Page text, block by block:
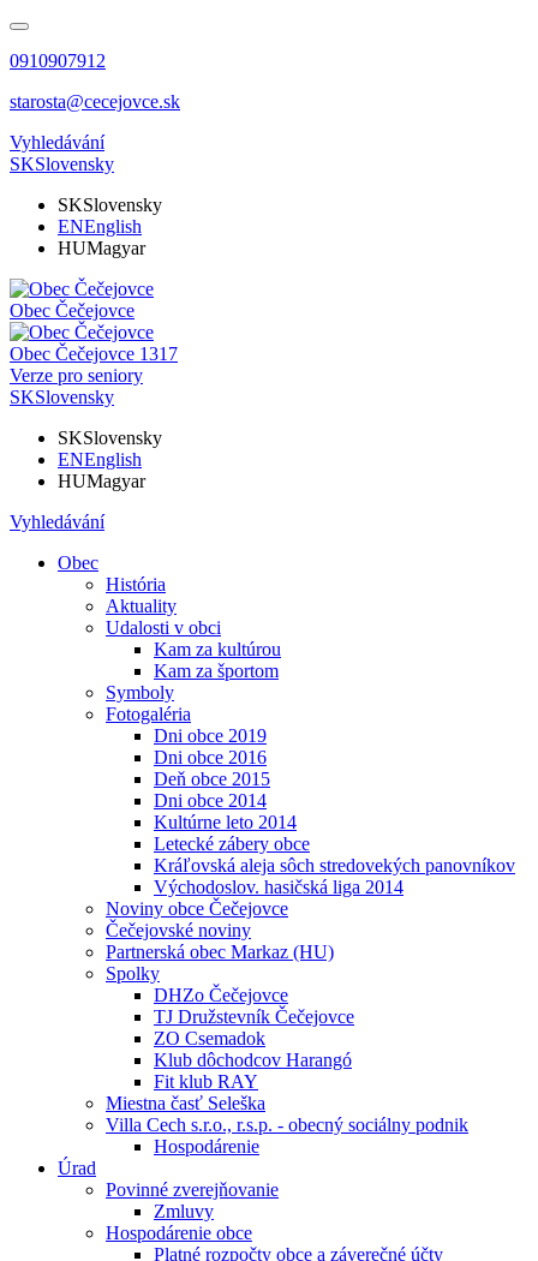
0910907912
starosta@cecejovce.sk
Vyhledávání
SKSlovensky
SKSlovensky
ENEnglish
HUMagyar
Obec Čečejovce
Obec Čečejovce 1317
Verze pro seniory
SKSlovensky
SKSlovensky
ENEnglish
HUMagyar
Vyhledávání
Obec
História
Aktuality
Udalosti v obci
Kam za kultúrou
Kam za športom
Symboly
Fotogaléria
Dni obce 2019
Dni obce 2016
Deň obce 2015
Dni obce 2014
Kultúrne leto 2014
Letecké zábery obce
Kráľovská aleja sôch stredovekých panovníkov
Východoslov. hasičská liga 2014
Noviny obce Čečejovce
Čečejovské noviny
Partnerská obec Markaz (HU)
Spolky
DHZo Čečejovce
TJ Družstevník Čečejovce
ZO Csemadok
Klub dôchodcov Harangó
Fit klub RAY
Miestna časť Seleška
Villa Cech s.r.o., r.s.p. - obecný sociálny podnik
Hospodárenie
Úrad
Povinné zverejňovanie
Zmluvy
Hospodárenie obce
Platné rozpočty obce a záverečné účty